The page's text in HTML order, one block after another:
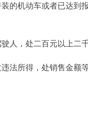
的机动车或者已达到
人，处二百元以上二
法所得，处销售金额